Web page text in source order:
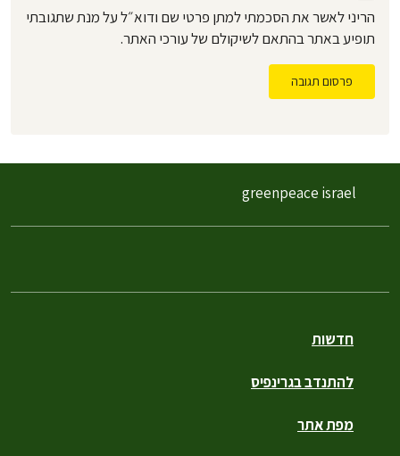
הריני לאשר את הסכמתי למתן פרטי שם ודוא״ל על מנת שתגובתי
תופיע באתר בהתאם לשיקולם של עורכי האתר.
פרסום תגובה
חדשות
להתנדב בגרינפיס
מפת אתר